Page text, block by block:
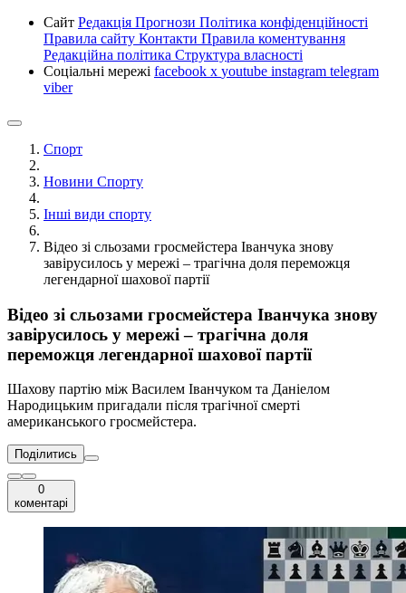
Сайт Редакція Прогнози Політика конфіденційності
Правила сайту Контакти Правила коментування
Редакційна політика Структура власності
Соціальні мережі facebook x youtube instagram telegram
viber
Спорт
Новини Спорту
Інші види спорту
Відео зі сльозами гросмейстера Іванчука знову
завірусилось у мережі – трагічна доля переможця
легендарної шахової партії
Відео зі сльозами гросмейстера Іванчука знову
завірусилось у мережі – трагічна доля
переможця легендарної шахової партії
Шахову партію між Василем Іванчуком та Даніелом
Народицьким пригадали після трагічної смерті
американського гросмейстера.
Поділитись
0
коментарі